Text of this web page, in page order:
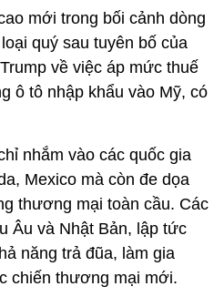
mới trong bối cảnh dòng
quý sau tuyên bố của
về việc áp mức thuế
ô tô nhập khẩu vào Mỹ, có
nhắm vào các quốc gia
Mexico mà còn đe dọa
thương mại toàn cầu. Các
Âu và Nhật Bản, lập tức
năng trả đũa, làm gia
chiến thương mại mới.